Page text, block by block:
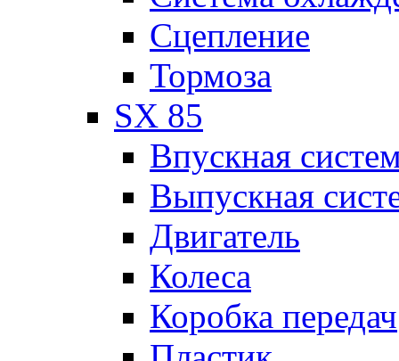
Сцепление
Тормоза
SX 85
Впускная
Выпускная
Двигатель
Колеса
Коробка передач